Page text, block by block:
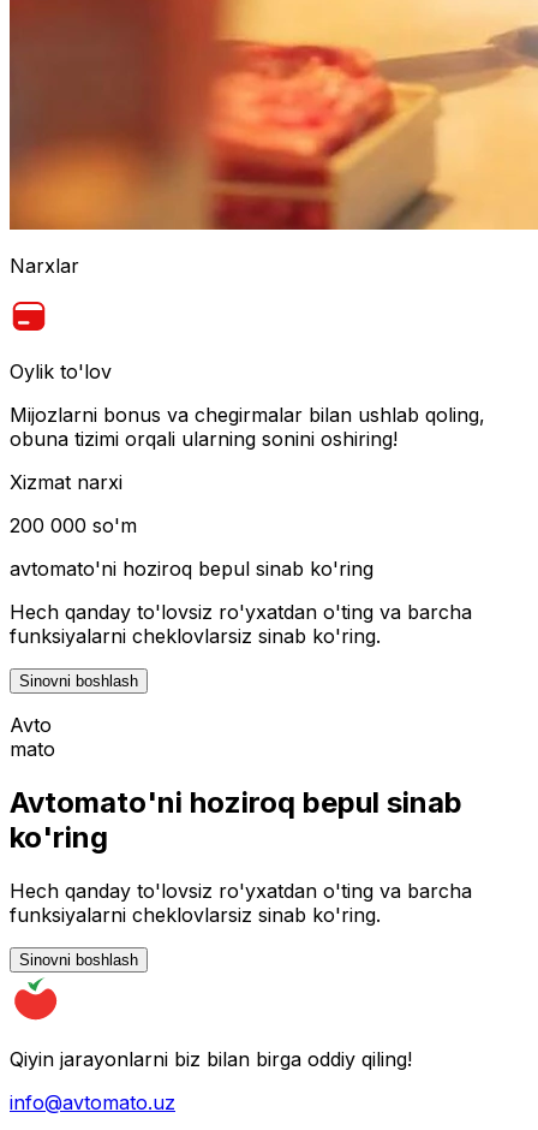
Narxlar
Oylik to'lov
Mijozlarni bonus va chegirmalar bilan ushlab qoling,
obuna tizimi orqali ularning sonini oshiring!
Xizmat narxi
200 000 so'm
avtomato'ni hoziroq bepul sinab ko'ring
Hech qanday to'lovsiz ro'yxatdan o'ting va barcha
funksiyalarni cheklovlarsiz sinab ko'ring.
Sinovni boshlash
Avto
mato
Avtomato'ni hoziroq bepul sinab
ko'ring
Hech qanday to'lovsiz ro'yxatdan o'ting va barcha
funksiyalarni cheklovlarsiz sinab ko'ring.
Sinovni boshlash
Qiyin jarayonlarni biz bilan birga oddiy qiling!
info@avtomato.uz